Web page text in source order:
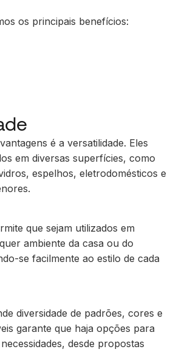
os principais benefícios:
é a versatilidade. Eles
em diversas superfícies, como
espelhos, eletrodomésticos e
que sejam utilizados em
ambiente da casa ou do
se facilmente ao estilo de cada
diversidade de padrões, cores e
garante que haja opções para
desde propostas